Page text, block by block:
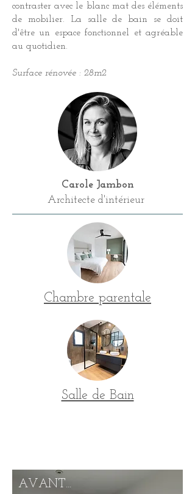
contraster avec le blanc mat des éléments
de mobilier. La salle de bain se doit
d'être un espace fonctionnel et agréable
au quotidien.
Surface rénovée : 28m2
Carole Jambon
Architecte d'intérieur
Chambre parentale
Salle de Bain
AVANT...